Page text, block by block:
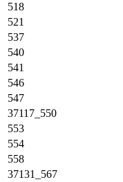
518
521
537
540
541
546
547
37117_550
553
554
558
37131_567